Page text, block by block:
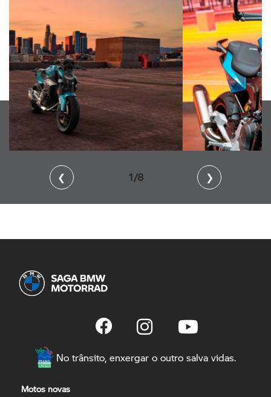
❮ 2/8 ❯
No trânsito, enxergar o outro salva vidas.
Motos novas